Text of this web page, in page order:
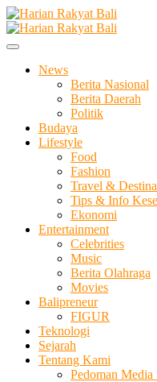
Skip
to
content
Harian Rakyat Bali
Membangun Semangat
News
Berita Nasional
Berita Daerah
Politik
Budaya
Lifestyle
Food
Fashion
Travel &
Tips & Info
Ekonomi
Entertainment
Celebrities
Music
Berita Olahraga
Movies
Balipreneur
FIGUR
Teknologi
Sejarah
Tentang Kami
Pedoman Media